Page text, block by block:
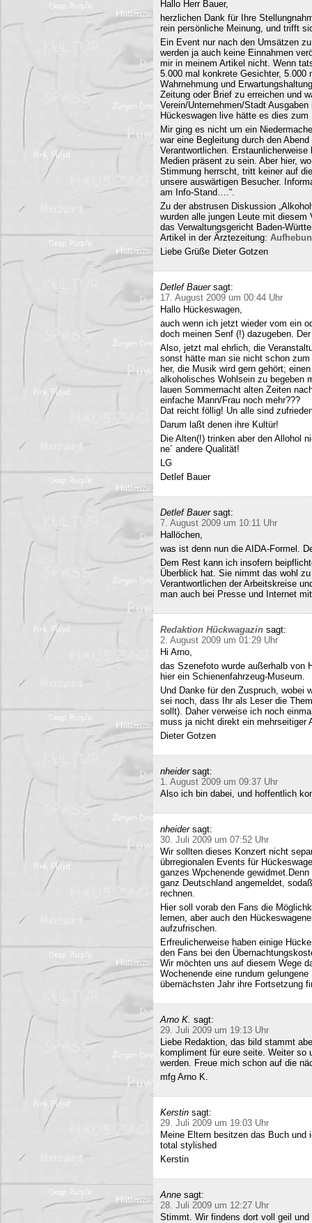
Hallo Herr Bauer,
herzlichen Dank für Ihre
rein persönliche Meinung, und trifft
Ein Event nur nach den Umsätzen
werden ja auch keine Einnahmen
mir in meinem Artikel nicht. Wenn
5.000 mal konkrete Gesichter, 5.000
Wahrnehmung und
Zeitung oder Brief zu erreichen und
Verein/Unternehmen/Stadt
Hückeswagen live hätte es dies zum
Mir ging es nicht um ein
war eine Begleitung durch den
Verantwortlichen.
Medien präsent zu sein. Aber hier,
Stimmung herrscht, tritt keiner auf
unsere auswärtigen Besucher.
am Info-Stand….“.
Zu der abstrusen Diskussion
wurden alle jungen Leute mit
das Verwaltungsgericht Baden-
Artikel in der Ärztezeitung:
Liebe Grüße Dieter Gotzen
Detlef Bauer sagt:
17. August 2009 um 00:44 Uhr
Hallo Hückeswagen,
auch wenn ich jetzt wieder vom ein
doch meinen Senf (!) dazugeben.
Also, jetzt mal ehrlich, die
sonst hätte man sie nicht schon
her, die Musik wird gern gehört;
alkoholisches Wohlsein zu begeben
lauen Sommernacht alten Zeiten
einfache Mann/Frau noch mehr???
Dat reicht föllig! Un alle sind
Darum laßt denen ihre Kultür!
Die Alten(!) trinken aber den Allohol
ne´ andere Qualität!
LG
Detlef Bauer
Detlef Bauer sagt:
7. August 2009 um 10:11 Uhr
Hallöchen,
was ist denn nun die AIDA-Formel.
Dem Rest kann ich insofern
Überblick hat. Sie nimmt das wohl
Verantwortlichen der Arbeitskreise
man auch bei Presse und Internet
Redaktion Hückwagazin sagt:
2. August 2009 um 01:29 Uhr
Hi Arno,
das Szenefoto wurde außerhalb von
hier ein Schienenfahrzeug-Museum.
Und Danke für den Zuspruch, wobei
sei noch, dass Ihr als Leser die
sollt). Daher verweise ich noch
muss ja nicht direkt ein mehrseitiger
Dieter Gotzen
nheider sagt:
1. August 2009 um 09:37 Uhr
Also ich bin dabei, und hoffentlich
nheider sagt:
30. Juli 2009 um 07:52 Uhr
Wir sollten dieses Konzert nicht
übrregionalen Events für
ganzes Wpchenende
ganz Deutschland angemeldet,
rechnen.
Hier soll vorab den Fans die
lernen, aber auch den
aufzufrischen.
Erfreulicherweise haben einige
den Fans bei den
Wir möchten uns auf diesem Wege
Wochenende eine rundum
übernächsten Jahr ihre Fortsetzung
Arno K. sagt:
29. Juli 2009 um 19:13 Uhr
Liebe Redaktion, das bild stammt
kompliment für eure seite. Weiter so
werden. Freue mich schon auf die
mfg Arno K.
Kerstin sagt:
29. Juli 2009 um 19:03 Uhr
Meine Eltern besitzen das Buch
total stylished
Kerstin
Anne sagt:
28. Juli 2009 um 12:27 Uhr
Stimmt. Wir findens dort voll geil und